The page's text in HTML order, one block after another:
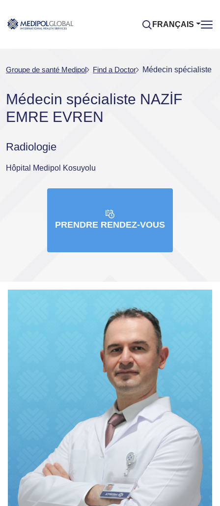
FRANÇAIS
Groupe de santé Medipol Find a Doctor Médecin spécialiste
Médecin spécialiste NAZİF
EMRE EVREN
Radiologie
Hôpital Medipol Kosuyolu
PRENDRE RENDEZ-VOUS